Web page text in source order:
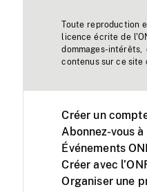
Toute
licence écrite de
dommages-
contenus sur ce site
Créer un
Abonnez-vous
Événements
Créer avec
Organiser une